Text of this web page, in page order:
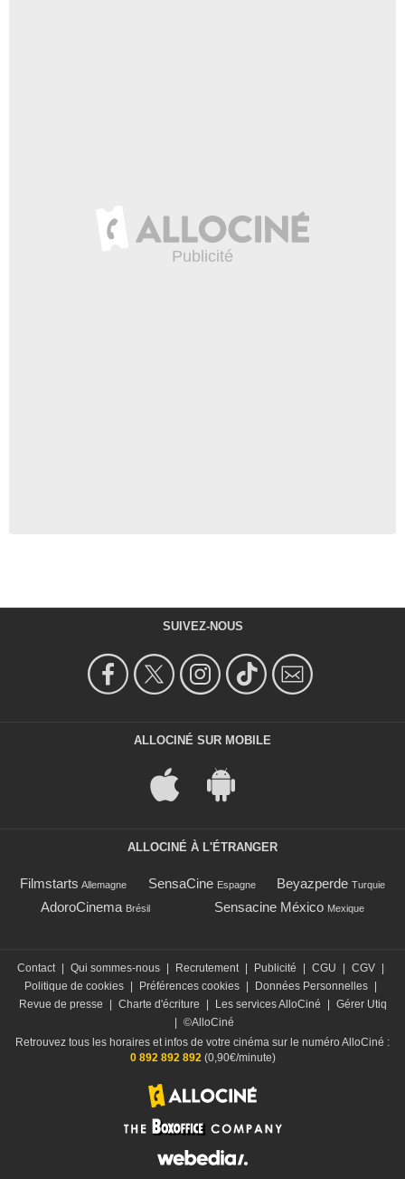
SUIVEZ-NOUS
ALLOCINÉ SUR MOBILE
ALLOCINÉ À L'ÉTRANGER
Filmstarts Allemagne SensaCine Espagne Beyazperde Turquie
AdoroCinema Brésil Sensacine México Mexique
Contact Qui sommes-nous Recrutement Publicité CGU CGV
Politique de cookies
Préférences cookies Données Personnelles
Revue de presse
Charte d'écriture Les services AlloCiné
Gérer Utiq
©AlloCiné
Retrouvez tous les horaires et infos de votre cinéma sur le numéro AlloCiné :
0 892 892 892(0,90€/minute)